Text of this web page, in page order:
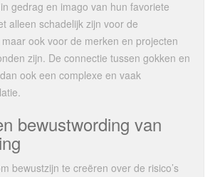
gedrag en imago van hun favoriete
alleen schadelijk zijn voor de
ook voor de merken en projecten
zijn. De connectie tussen gokken en
ook een complexe en vaak
bewustwording van
bewustzijn te creëren over de risico’s